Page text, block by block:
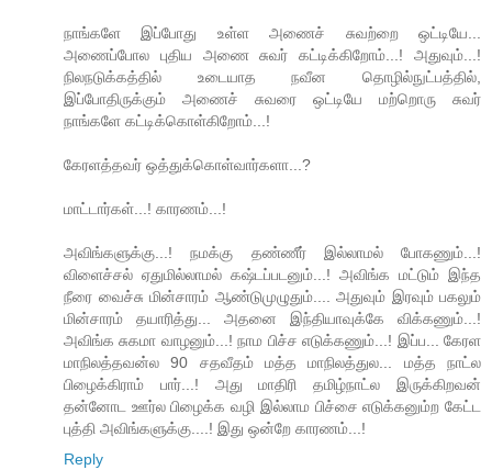
நாங்களே இப்போது உள்ள அணைச் சுவற்றை ஒட்டியே...
அணைப்போல புதிய அணை சுவர் கட்டிக்கிறோம்...! அதுவும்...!
நிலநடுக்கத்தில் உடையாத நவீன தொழில்நுட்பத்தில்,
இப்போதிருக்கும் அணைச் சுவரை ஒட்டியே மற்றொரு சுவர்
நாங்களே கட்டிக்கொள்கிறோம்...!
கேரளத்தவர் ஒத்துக்கொள்வார்களா...?
மாட்டார்கள்...! காரணம்...!
அவிங்களுக்கு...! நமக்கு தண்ணீர் இல்லாமல் போகணும்...!
விளைச்சல் ஏதுமில்லாமல் கஷ்டப்படனும்...! அவிங்க மட்டும் இந்த
நீரை வைச்சு மின்சாரம் ஆண்டுமுழுதும்.... அதுவும் இரவும் பகலும்
மின்சாரம் தயாரித்து... அதனை இந்தியாவுக்கே விக்கணும்...!
அவிங்க சுகமா வாழனும்...! நாம பிச்ச எடுக்கணும்...! இப்ப... கேரள
மாநிலத்தவன்ல 90 சதவீதம் மத்த மாநிலத்துல... மத்த நாட்ல
பிழைக்கிராம் பார்...! அது மாதிரி தமிழ்நாட்ல இருக்கிறவன்
தன்னோட ஊர்ல பிழைக்க வழி இல்லாம பிச்சை எடுக்கனும்ற கேட்ட
புத்தி அவிங்களுக்கு....! இது ஒன்றே காரணம்...!
Reply